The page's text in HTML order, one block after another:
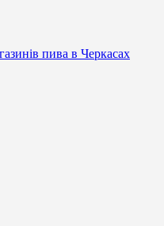
пива в Черкасах